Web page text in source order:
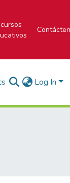
Log In